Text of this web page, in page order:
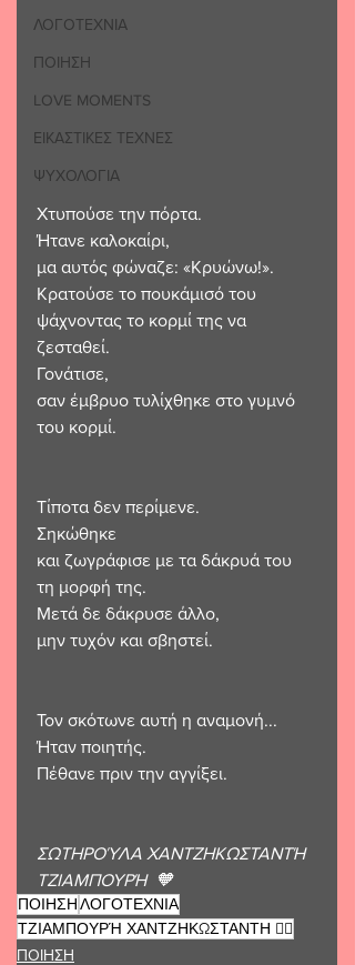
ΛΟΓΟΤΕΧΝΙΑ
ΠΟΙΗΣΗ
LOVE MOMENTS
ΕΙΚΑΣΤΙΚΕΣ ΤΕΧΝΕΣ
ΨΥΧΟΛΟΓΙΑ
Χτυπούσε την πόρτα.
Ήτανε καλοκαίρι,
μα αυτός φώναζε: «Κρυώνω!».
Κρατούσε το πουκάμισό του
ψάχνοντας το κορμί της να
ζεσταθεί.
Γονάτισε,
σαν έμβρυο τυλίχθηκε στο γυμνό
του κορμί.
Τίποτα δεν περίμενε.
Σηκώθηκε
και ζωγράφισε με τα δάκρυά του
τη μορφή της.
Μετά δε δάκρυσε άλλο,
μην τυχόν και σβηστεί.
Τον σκότωνε αυτή η αναμονή...
Ήταν ποιητής.
Πέθανε πριν την αγγίξει.
ΣΩΤΗΡΟΎΛΑ ΧΑΝΤΖΗΚΩΣΤΑΝΤΉ
ΤΖΙΑΜΠΟΥΡΉ  🧡
ΠΟΙΗΣΗΛΟΓΟΤΕΧΝΙΑ
ΤΖΙΑΜΠΟΥΡΉ ΧΑΝΤΖΗΚΩΣΤΑΝΤΗ ❤️‍🔥
ΠΟΙΗΣΗ